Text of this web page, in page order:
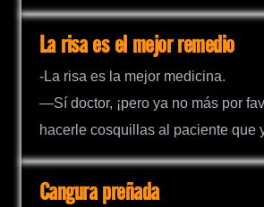
La risa es el mejor remedio
-La risa es la mejor medicina.
—Sí doctor, ¡pero ya no más por
hacerle cosquillas al paciente que
Cangura preñada